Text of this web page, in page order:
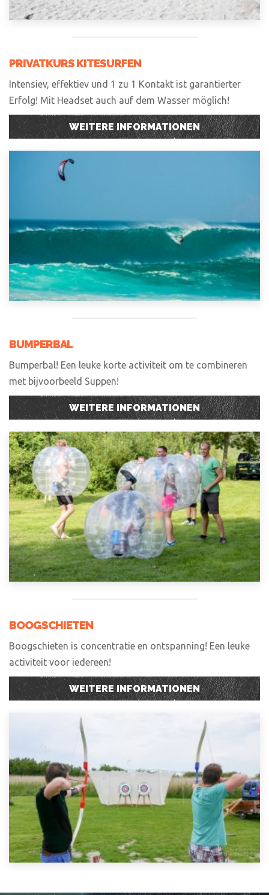
PRIVATKURS KITESURFEN
Intensiev, effektiev und 1 zu 1 Kontakt ist garantierter
Erfolg! Mit Headset auch auf dem Wasser möglich!
WEITERE INFORMATIONEN
BUMPERBAL
Bumperbal! Een leuke korte activiteit om te combineren
met bijvoorbeeld Suppen!
WEITERE INFORMATIONEN
BOOGSCHIETEN
Boogschieten is concentratie en ontspanning! Een leuke
activiteit voor iedereen!
WEITERE INFORMATIONEN